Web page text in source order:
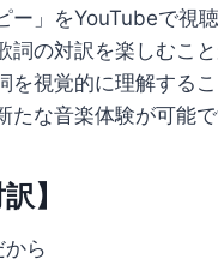
ー」をYouTubeで視
詞の対訳を楽しむこと
を視覚的に理解する
たな音楽体験が可能で
】
ら